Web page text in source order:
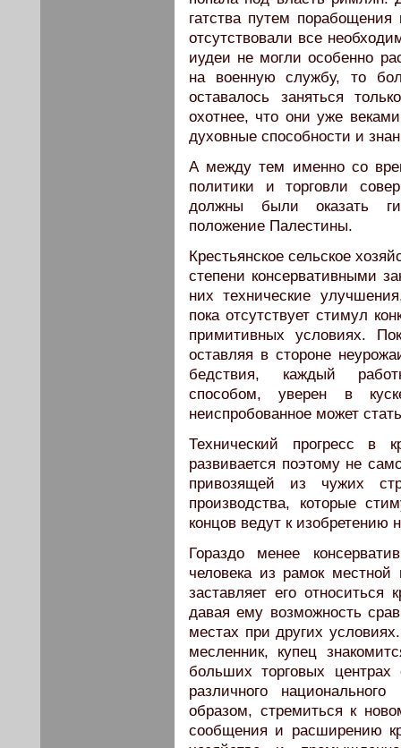
гатства путем
отсутствовали все
иудеи не могли особенно
на военную службу, то
оставалось заняться
охотнее, что они уже
духовные способности и
А между тем именно со
политики и торговли
должны были оказать
положение Палестины.
Крестьянское сельское
степени консервативными
них технические
пока отсутствует сти­мул
примитивных условиях.
оставляя в стороне
бедствия, каждый
способом, уверен в
неиспробованное может
Технический прогресс в
развивается поэтому не
привозящей из чужих
производства, которые
концов ведут к изобретению
Гораздо менее
человека из рамок местной
заставляет его
давая ему возможность
местах при других
месленник, купец
больших торговых центрах
различного
образом, стремиться к
сообщения и расширению